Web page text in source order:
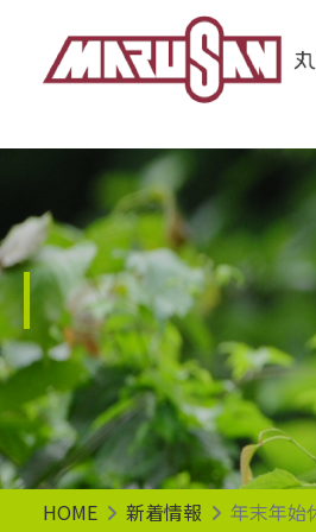
Main Navigation
HOME 新着情報 年末年始